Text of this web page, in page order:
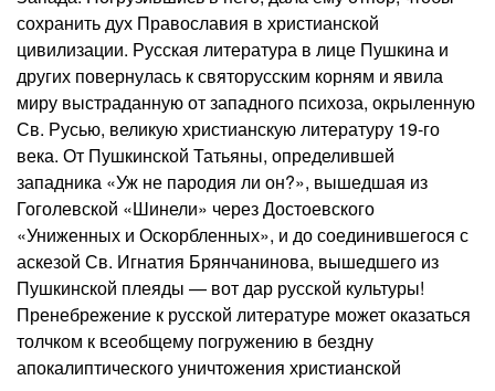
сохранить дух Православия в христианской
цивилизации. Русская литература в лице Пушкина и
других повернулась к святорусским корням и явила
миру выстраданную от западного психоза, окрыленную
Св. Русью, великую христианскую литературу 19-го
века. От Пушкинской Татьяны, определившей
западника «Уж не пародия ли он?», вышедшая из
Гоголевской «Шинели» через Достоевского
«Униженных и Оскорбленных», и до соединившегося с
аскезой Св. Игнатия Брянчанинова, вышедшего из
Пушкинской плеяды — вот дар русской культуры!
Пренебрежение к русской литературе может оказаться
толчком к всеобщему погружению в бездну
апокалиптического уничтожения христианской